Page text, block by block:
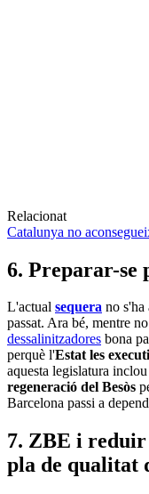
Relacionat
Catalunya no
6. Preparar-se
L'actual sequera no s'ha
passat. Ara bé, mentre
dessalinitzadores bona
perquè l'Estat les executi
aquesta legislatura
regeneració del Besòs
Barcelona passi a
7. ZBE i
pla de qualitat